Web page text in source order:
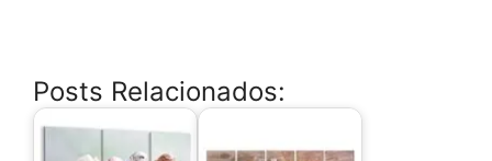
Posts Relacionados: